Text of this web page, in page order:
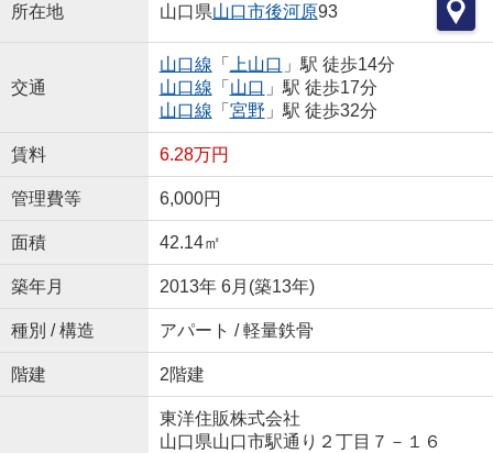
所在地 山口県山口市後河原93
交通
山口線 「 上山口 」駅 徒歩14分
山口線 「 山口 」駅 徒歩17分
山口線 「 宮野 」駅 徒歩32分
賃料 6.28万円
管理費等 6,000円
面積 42.14㎡
築年月 2013年 6月(築13年)
種別 / 構造 アパート / 軽量鉄骨
階建 2階建
東洋住販株式会社
山口県山口市駅通り２丁目７－１６